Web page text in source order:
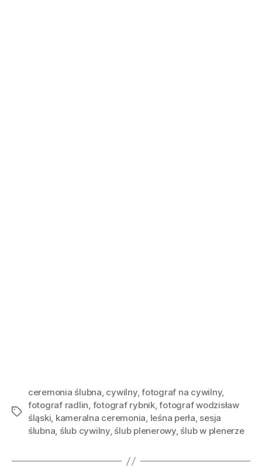
ceremonia ślubna, cywilny,fotograf na cywilny,
fotograf radlin, fotograf rybnik,fotograf wodzisław
śląski, kameralna ceremonia, leśna perła, sesja
ślubna, ślub cywilny, ślub plenerowy, ślub w plenerze